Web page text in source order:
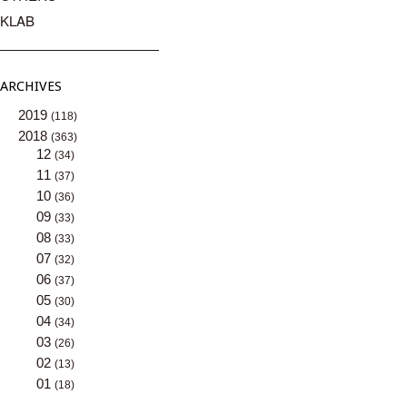
KLAB
ARCHIVES
2019 (118)
2018 (363)
12 (34)
11 (37)
10 (36)
09 (33)
08 (33)
07 (32)
06 (37)
05 (30)
04 (34)
03 (26)
02 (13)
01 (18)